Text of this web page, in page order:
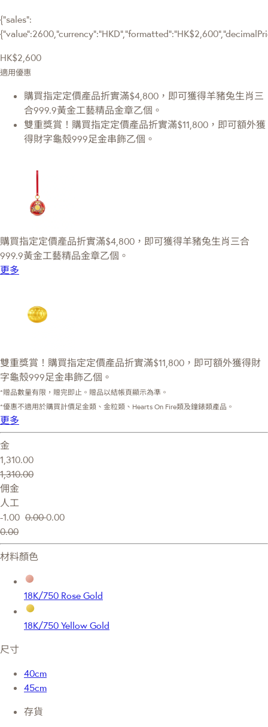
{"sales":
HK$2,600
適用優惠
購買指定定價產品折實滿$4,800，即可獲得羊豬兔生肖三
合999.9黃金工藝精品金章乙個。
雙重獎賞！購買指定定價產品折實滿$11,800，即可額外獲
得財字龜殼999足金串飾乙個。
購買指定定價產品折實滿$4,800，即可獲得羊豬兔生肖三合
999.9黃金工藝精品金章乙個。
更多
雙重獎賞！購買指定定價產品折實滿$11,800，即可額外獲得財
字龜殼999足金串飾乙個。
*贈品數量有限，贈完即止。贈品以結帳頁顯示為準。
*優惠不適用於購買計價足金類、金粒類、Hearts On Fire類及鐘錶類產品。
更多
金
1,310.00
1,310.00
佣金
人工
-1.00 0.000.00
0.00
材料顏色
18K/750 Rose Gold
18K/750 Yellow Gold
尺寸
40cm
45cm
存貨